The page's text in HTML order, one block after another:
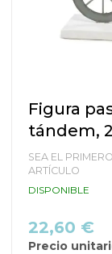
Saltar
al
comienzo
la
galería
de
Figura
tándem,
SEA EL
ARTÍCULO
DISPONIBLE
22,60 €
Precio